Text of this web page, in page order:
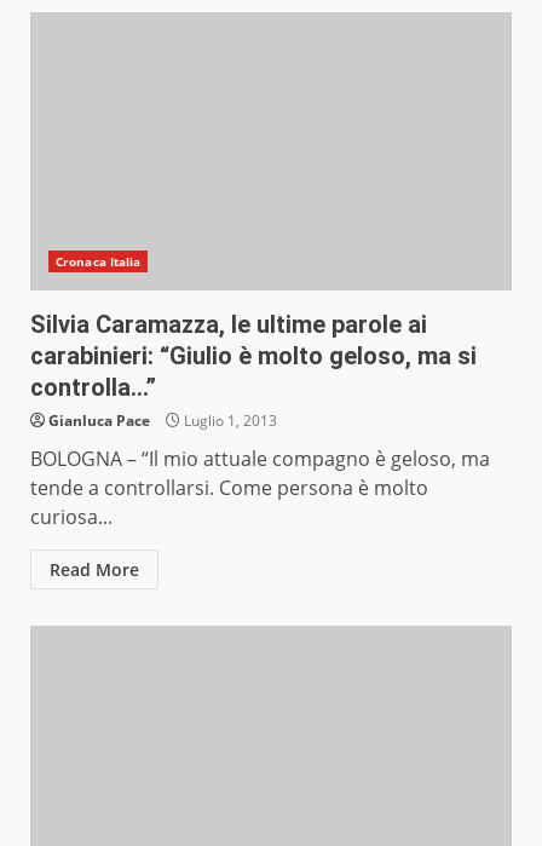
Cronaca Italia
Silvia Caramazza, le ultime parole ai
carabinieri: “Giulio è molto geloso, ma si
controlla…”
Gianluca Pace Luglio 1, 2013
BOLOGNA – “Il mio attuale compagno è geloso, ma
tende a controllarsi. Come persona è molto
curiosa...
Read More